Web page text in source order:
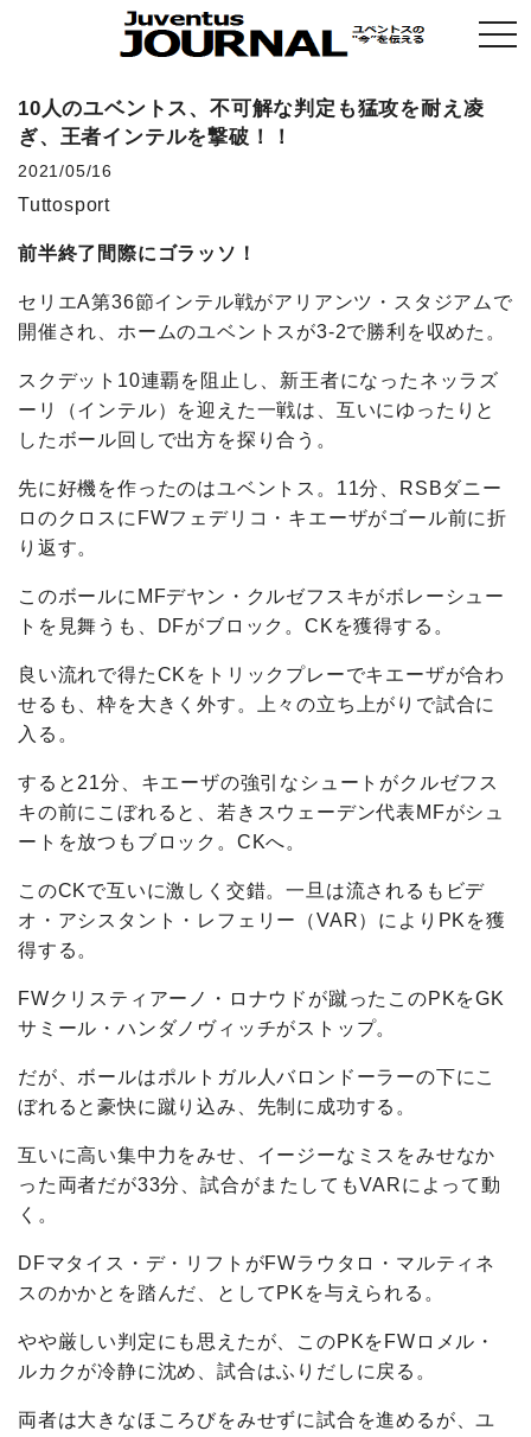
10人のユベントス、不可解な判定も猛攻を耐え凌
ぎ、王者インテルを撃破！！
2021/05/16
Tuttosport
前半終了間際にゴラッソ！
セリエA第36節インテル戦がアリアンツ・スタジアムで
開催され、ホームのユベントスが3-2で勝利を収めた。
スクデット10連覇を阻止し、新王者になったネッラズ
ーリ（インテル）を迎えた一戦は、互いにゆったりと
したボール回しで出方を探り合う。
先に好機を作ったのはユベントス。11分、RSBダニー
ロのクロスにFWフェデリコ・キエーザがゴール前に折
り返す。
このボールにMFデヤン・クルゼフスキがボレーシュー
トを見舞うも、DFがブロック。CKを獲得する。
良い流れで得たCKをトリックプレーでキエーザが合わ
せるも、枠を大きく外す。上々の立ち上がりで試合に
入る。
すると21分、キエーザの強引なシュートがクルゼフス
キの前にこぼれると、若きスウェーデン代表MFがシュ
ートを放つもブロック。CKへ。
このCKで互いに激しく交錯。一旦は流されるもビデ
オ・アシスタント・レフェリー（VAR）によりPKを獲
得する。
FWクリスティアーノ・ロナウドが蹴ったこのPKをGK
サミール・ハンダノヴィッチがストップ。
だが、ボールはポルトガル人バロンドーラーの下にこ
ぼれると豪快に蹴り込み、先制に成功する。
互いに高い集中力をみせ、イージーなミスをみせなか
った両者だが33分、試合がまたしてもVARによって動
く。
DFマタイス・デ・リフトがFWラウタロ・マルティネ
スのかかとを踏んだ、としてPKを与えられる。
やや厳しい判定にも思えたが、このPKをFWロメル・
ルカクが冷静に沈め、試合はふりだしに戻る。
両者は大きなほころびをみせずに試合を進めるが、ユ